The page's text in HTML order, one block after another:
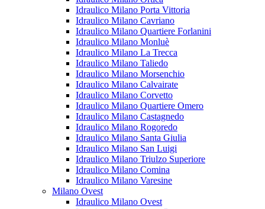
Idraulico Milano Porta Vittoria
Idraulico Milano Cavriano
Idraulico Milano Quartiere Forlanini
Idraulico Milano Monluè
Idraulico Milano La Trecca
Idraulico Milano Taliedo
Idraulico Milano Morsenchio
Idraulico Milano Calvairate
Idraulico Milano Corvetto
Idraulico Milano Quartiere Omero
Idraulico Milano Castagnedo
Idraulico Milano Rogoredo
Idraulico Milano Santa Giulia
Idraulico Milano San Luigi
Idraulico Milano Triulzo Superiore
Idraulico Milano Comina
Idraulico Milano Varesine
Milano Ovest
Idraulico Milano Ovest